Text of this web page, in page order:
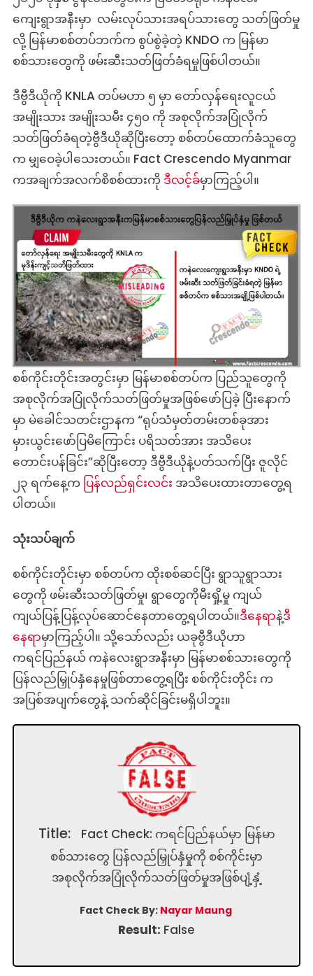
ကျေးရွာအနီးမှာ လမ်းလုပ်သားအရပ်သားတွေ သတ်ဖြတ်မှု
လို့ မြန်မာစစ်တပ်ဘက်က စွပ်စွဲခဲ့တဲ့ KNDO က မြန်မာ
စစ်သားတွေကို ဖမ်းဆီးသတ်ဖြတ်ခံရမှုဖြစ်ပါတယ်။
ဒီဗွီဒီယိုကို KNLA တပ်မဟာ ၅ မှာ တော်လှန်ရေးလူငယ်
အမျိုးသား အမျိုးသမီး ၄၅၀ ကို အစုလိုက်အပြုံလိုက်
သတ်ဖြတ်ခံရတဲ့ဗွီဒီယိုဆိုပြီးတော့ စစ်တပ်ထောက်ခံသူတွေ
က မျှဝေခဲ့ပါသေးတယ်။ Fact Crescendo Myanmar
ကအချက်အလက်စိစစ်ထားကို ဒီလင့်ခ်မှာကြည့်ပါ။
စစ်ကိုင်းတိုင်းအတွင်းမှာ မြန်မာစစ်တပ်က ပြည်သူတွေကို
အစုလိုက်အပြုံလိုက်သတ်ဖြတ်မှုအဖြစ်ဖော်ပြခဲ့ ပြီးနောက်
မှာ မဲခေါင်သတင်းဌာနက “ရုပ်သံမှတ်တမ်းတစ်ခုအား
မှားယွင်းဖော်ပြမိကြောင်း ပရိသတ်အား အသိပေး
တောင်းပန်ခြင်း”ဆိုပြီးတော့ ဒီဗွီဒီယိုနဲ့ပတ်သက်ပြီး ဇူလိုင်
၂၃ ရက်နေ့က ပြန်လည်ရှင်းလင်း အသိပေးထားတာတွေ့ရ
ပါတယ်။
သုံးသပ်ချက်
စစ်ကိုင်းတိုင်းမှာ စစ်တပ်က ထိုးစစ်ဆင်ပြီး ရွာသူရွာသား
တွေကို ဖမ်းဆီးသတ်ဖြတ်မှု၊ ရွာတွေကိုမီးရှို့မှု ကျယ်
ကျယ်ပြန့်ပြန့်လုပ်ဆောင်နေတာတွေ့ရပါတယ်။ဒီနေရာနဲ့ဒီ
နေရာမှာကြည့်ပါ။ သို့သော်လည်း ယခုဗွီဒီယိုဟာ
ကရင်ပြည်နယ် ကနဲလေးရွာအနီးမှာ မြန်မာစစ်သားတွေကို
ပြန်လည်မြှုပ်နှံနေမှုဖြစ်တာတွေ့ရပြီး စစ်ကိုင်းတိုင်း က
အပြစ်အပျက်တွေနဲ့ သက်ဆိုင်ခြင်းမရှိပါဘူး။
Title:
Fact Check: ကရင်ပြည်နယ်မှာ မြန်မာ
စစ်သားတွေ ပြန်လည်မြှုပ်နှံမှုကို စစ်ကိုင်းမှာ
အစုလိုက်အပြုံလိုက်သတ်ဖြတ်မှုအဖြစ်ပျံ့နှံ့
Fact Check By: Nayar Maung
Result: False